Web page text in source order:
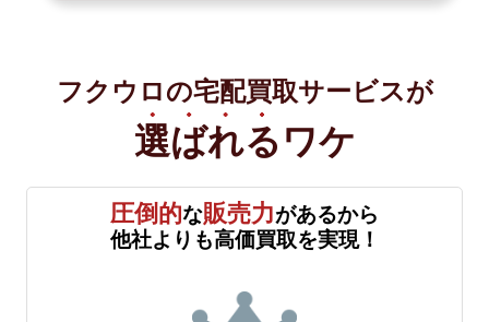
フクウロの宅配買取サービスが
選ばれる ワケ
圧倒的な販売力があるから
他社よりも高価買取を実現！